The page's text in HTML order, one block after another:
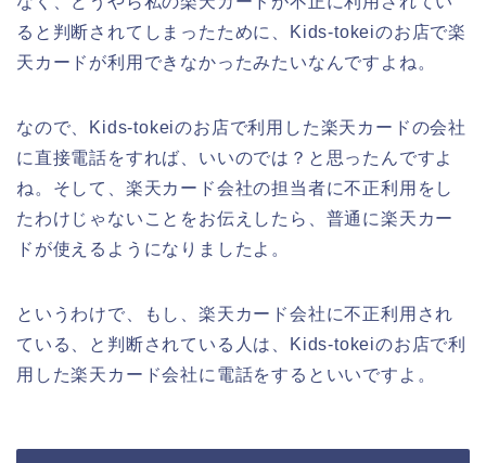
ると判断されてしまったために、Kids-tokeiのお店で楽
天カードが利用できなかったみたいなんですよね。
なので、Kids-tokeiのお店で利用した楽天カードの会社
に直接電話をすれば、いいのでは？と思ったんですよ
ね。そして、楽天カード会社の担当者に不正利用をし
たわけじゃないことをお伝えしたら、普通に楽天カー
ドが使えるようになりましたよ。
というわけで、もし、楽天カード会社に不正利用され
ている、と判断されている人は、Kids-tokeiのお店で利
用した楽天カード会社に電話をするといいですよ。